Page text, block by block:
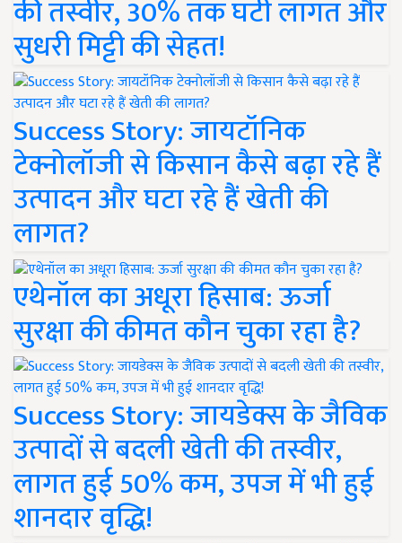
की तस्वीर, 30% तक घटी लागत और
सुधरी मिट्टी की सेहत!
Success Story: जायटॉनिक
टेक्नोलॉजी से किसान कैसे बढ़ा रहे हैं
उत्पादन और घटा रहे हैं खेती की
लागत?
एथेनॉल का अधूरा हिसाब: ऊर्जा
सुरक्षा की कीमत कौन चुका रहा है?
Success Story: जायडेक्स के जैविक
उत्पादों से बदली खेती की तस्वीर,
लागत हुई 50% कम, उपज में भी हुई
शानदार वृद्धि!